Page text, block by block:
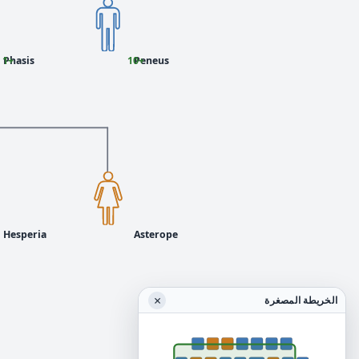
Hesperia
Phasis
+1 Peneus
+10
Asterope
الخريطة المصغرة ×